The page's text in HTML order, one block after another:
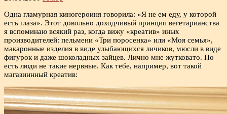
Одна гламурная киногероиня говорила: «Я не ем еду, у которой
есть глаза». Этот довольно доходчивый принцип вегетарианства
я вспоминаю всякий раз, когда вижу «креатив» иных
производителей: пельмени «Три поросенка» или «Моя семья»,
макаронные изделия в виде улыбающихся личиков, мюсли в виде
фигурок и даже шоколадных зайцев. Лично мне жутковато. Но
есть люди не такие нервные. Как тебе, например, вот такой
магазиннный креатив: